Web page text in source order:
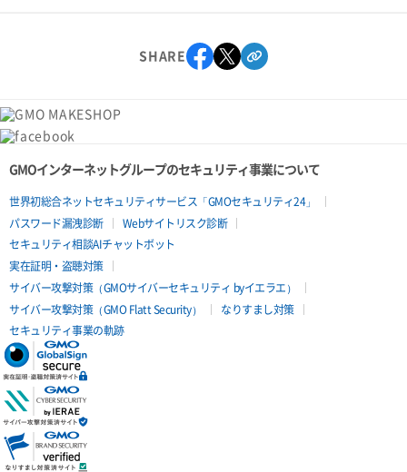
SHARE
GMOインターネットグループのセキュリティ事業について
世界初総合ネットセキュリティサービス「GMOセキュリティ24」
パスワード漏洩診断
Webサイトリスク診断
セキュリティ相談AIチャットボット
実在証明・盗聴対策
サイバー攻撃対策（GMOサイバーセキュリティ byイエラエ）
サイバー攻撃対策（GMO Flatt Security）
なりすまし対策
セキュリティ事業の軌跡